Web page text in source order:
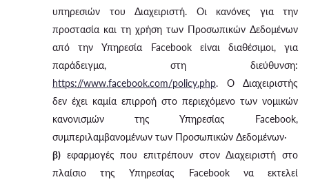
υπηρεσιών του Διαχειριστή. Οι κανόνες για την
προστασία και τη χρήση των Προσωπικών Δεδομένων
από την Υπηρεσία Facebook είναι διαθέσιμοι, για
παράδειγμα, στη διεύθυνση:
https://www.facebook.com/policy.php. Ο Διαχειριστής
δεν έχει καμία επιρροή στο περιεχόμενο των νομικών
κανονισμών της Υπηρεσίας Facebook,
συμπεριλαμβανομένων των Προσωπικών Δεδομένων·
β) εφαρμογές που επιτρέπουν στον Διαχειριστή στο
πλαίσιο της Υπηρεσίας Facebook να εκτελεί